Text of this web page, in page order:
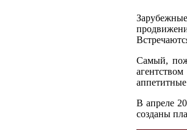
Самый,
агентством
В апреле
созданы